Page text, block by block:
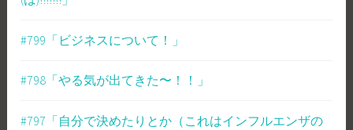
#799「ビジネスについて！」
#798「やる気が出てきた〜！！」
#797「自分で決めたりとか（これはインフルエンザの